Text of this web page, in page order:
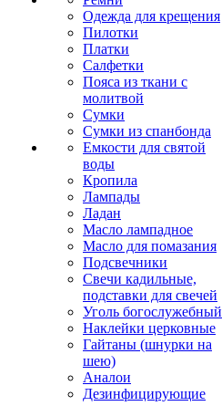
Одежда для крещения
Пилотки
Платки
Салфетки
Пояса из ткани с
молитвой
Сумки
Сумки из спанбонда
Емкости для святой
воды
Кропила
Лампады
Ладан
Масло лампадное
Масло для помазания
Подсвечники
Свечи кадильные,
подставки для свечей
Уголь богослужебный
Наклейки церковные
Гайтаны (шнурки на
шею)
Аналои
Дезинфицирующие